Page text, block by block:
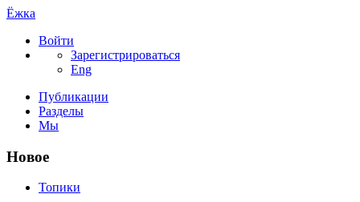
Ёжка
Войти
Зарегистрироваться
Eng
Публикации
Разделы
Мы
Новое
Топики